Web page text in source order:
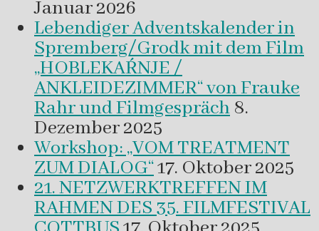
Januar 2026
Lebendiger Adventskalender in
Spremberg/Grodk mit dem Film
„HOBLEKAŔNJE /
ANKLEIDEZIMMER“ von Frauke
Rahr und Filmgespräch 8.
Dezember 2025
Workshop: „VOM TREATMENT
ZUM DIALOG“17. Oktober 2025
21. NETZWERKTREFFEN IM
RAHMEN DES 35. FILMFESTIVAL